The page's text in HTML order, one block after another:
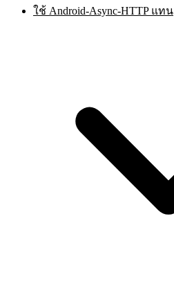
ใช้ Android-Async-HTTP แทน